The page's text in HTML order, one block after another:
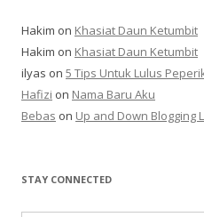
Hakim on Khasiat Daun Ketumbit
Hakim on Khasiat Daun Ketumbit
ilyas on 5 Tips Untuk Lulus
Hafizi on Nama Baru Aku
Bebas on Up and Down Blogging
STAY CONNECTED